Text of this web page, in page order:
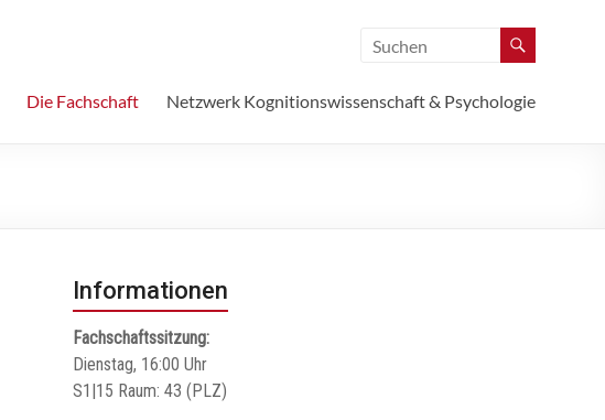
Die Fachschaft Netzwerk Kognitionswissenschaft & Psychologie
Informationen
Fachschaftssitzung:
Dienstag, 16:00 Uhr
S1|15 Raum: 43 (PLZ)